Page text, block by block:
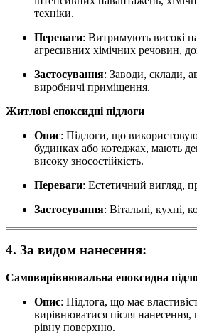
техніки.
Переваги: Витримують високі
агресивних хімічних речовин,
Застосування: Заводи, склади,
виробничі приміщення.
Житлові епоксидні підлоги
Опис: Підлоги, що
будинках або котеджах, мають
високу зносостійкість.
Переваги: Естетичний вигляд,
Застосування: Вітальні, кухні,
4. За видом нанесення:
Самовирівнювальна епоксидна
Опис: Підлога, що має
вирівнюватися після нанесення,
рівну поверхню.